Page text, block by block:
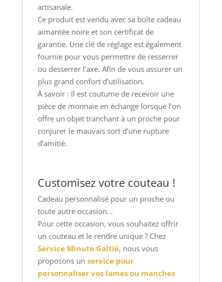
artisanale.
Ce produit est vendu avec sa boîte cadeau
aimantée noire et son certificat de
garantie. Une clé de réglage est également
fournie pour vous permettre de resserrer
ou desserrer l’axe. Afin de vous assurer un
plus grand confort d’utilisation.
À savoir : Il est coutume de recevoir une
pièce de monnaie en échange lorsque l’on
offre un objet tranchant à un proche pour
conjurer le mauvais sort d’une rupture
d’amitié.
Customisez votre couteau !
Cadeau personnalisé pour un proche ou
toute autre occasion…
Pour cette occasion, vous souhaitez offrir
un couteau et le rendre unique ? Chez
Service Minute Galtié, nous vous
proposons un service pour
personnaliser vos lames ou manches